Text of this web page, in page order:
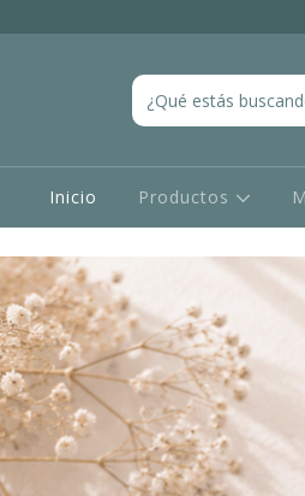
Inicio Productos